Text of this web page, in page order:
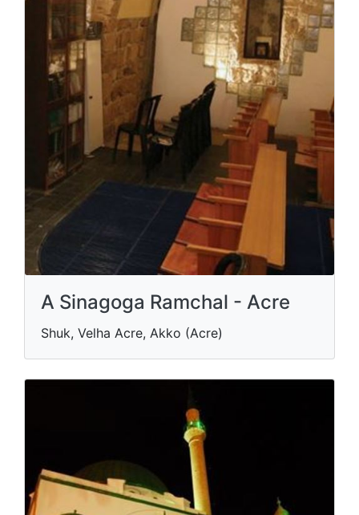
A Sinagoga Ramchal - Acre
Shuk, Velha Acre, Akko (Acre)